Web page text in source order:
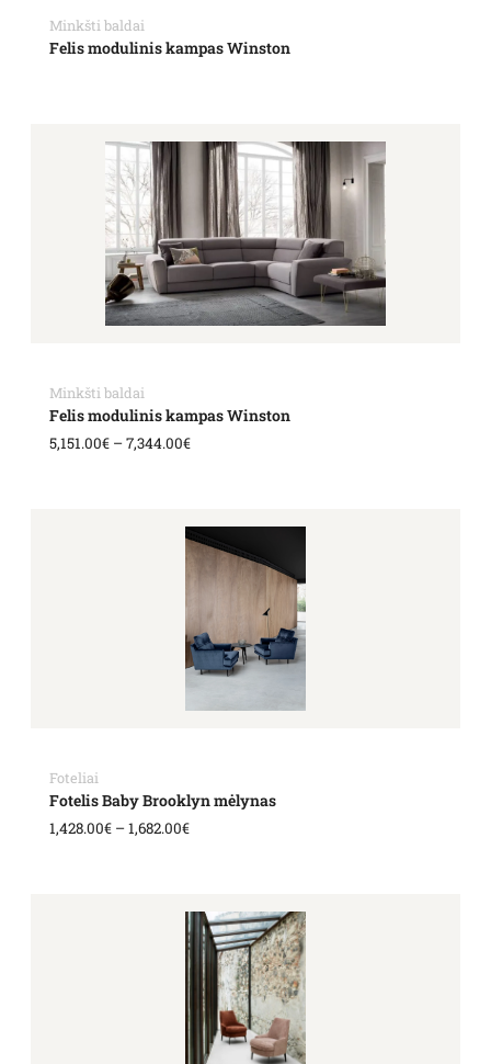
Minkšti baldai
Felis modulinis kampas Winston
Minkšti baldai
Felis modulinis kampas Winston
5,151.00€ –7,344.00€
range:
5,151.00€
through
7,344.00€
Foteliai
Fotelis Baby Brooklyn mėlynas
1,428.00€ –1,682.00€
1,428.00€
through
1,682.00€
range:
2,057.00€
through
2,178.00€